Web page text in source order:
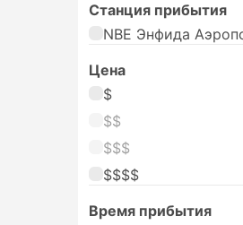
Станция прибытия
NBE Энфида
Цена
$
$$
$$$
$$$$
Время прибытия